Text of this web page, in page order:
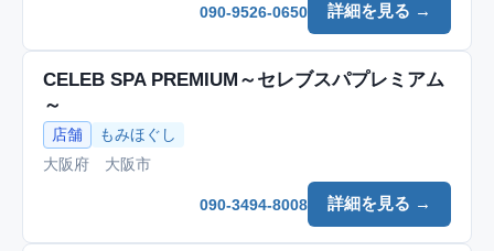
詳細を見る →
090-9526-0650
CELEB SPA PREMIUM～セレブスパプレミアム
～
店舗
もみほぐし
大阪府 大阪市
詳細を見る →
090-3494-8008